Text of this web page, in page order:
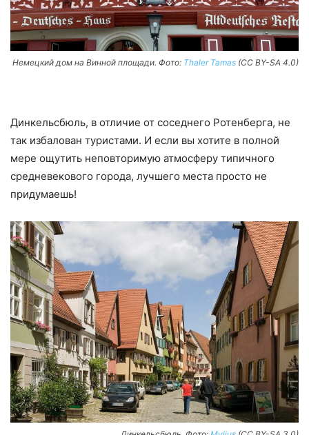
Немецкий дом на Винной площади. Фото: Thaler Tamas (CC BY-SA 4.0)
Динкельсбюль, в отличие от соседнего Ротенберга, не
так избалован туристами. И если вы хотите в полной
мере ощутить неповторимую атмосферу типичного
средневекового города, лучшего места просто не
придумаешь!